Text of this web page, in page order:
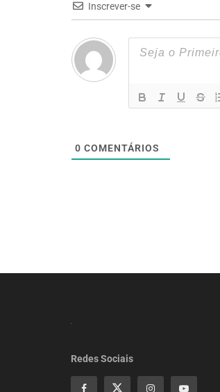
Inscrever-se
0 COMENTÁRIOS
Redes Sociais